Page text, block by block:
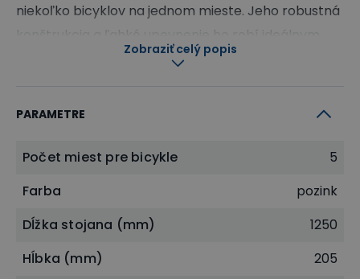
niekoľko bicyklov na jednom mieste. Jeho robustná
konštrukcia a ľahké upevnenie ho robí ideálnym
riešením na uskladnenie a ochranu bicyklov.
Dĺžka: 1250 mm
Výška: 615 mm
Priestor v držiaku pre koleso: 50 mm
Povrchová úprava: žiarovo zinkované – vysoká
Kotvenie k zemi: áno, na kotvenie do zeme
Zobraziť celý popis
PARAMETRE
Počet miest pre bicykle
5
Farba
pozink
Dĺžka stojana (mm)
1250
Hĺbka (mm)
205